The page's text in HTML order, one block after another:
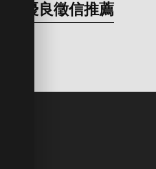
優良徵信推薦